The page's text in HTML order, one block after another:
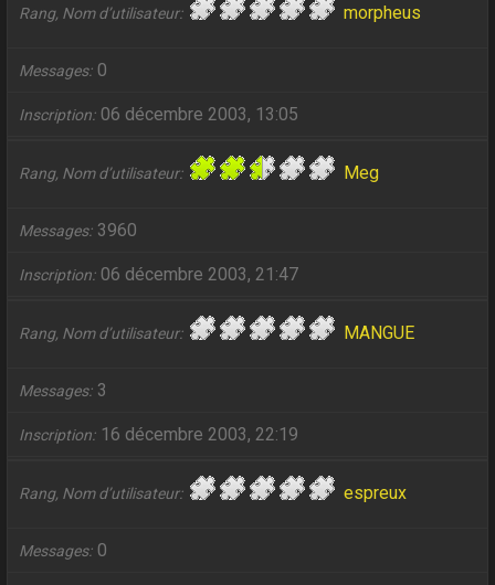
Rang, Nom d’utilisateur morpheus
Messages 0
Inscription 06 décembre 2003, 13:05
Rang, Nom d’utilisateur Meg
Messages 3960
Inscription 06 décembre 2003, 21:47
Rang, Nom d’utilisateur MANGUE
Messages 3
Inscription 16 décembre 2003, 22:19
Rang, Nom d’utilisateur espreux
Messages 0